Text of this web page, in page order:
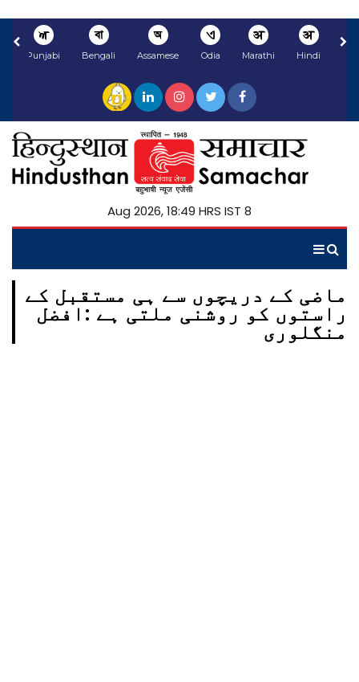
अ
Hindi
अ
Marathi
ଏ
Odia
অ
Assamese
বা
Bengali
ਅ
Punjabi
8 Aug 2026, 18:49 HRS IST
ماضی کے دریچوں سے ہی مستقبل کے
راستوں کو روشنی ملتی ہے :افضل
منگلوری